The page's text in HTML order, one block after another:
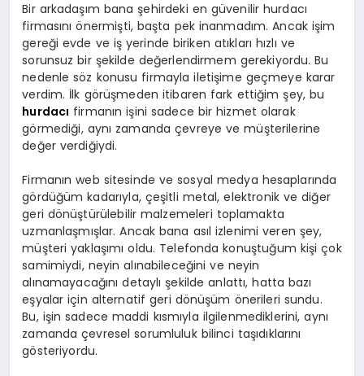
Bir arkadaşım bana şehirdeki en güvenilir hurdacı
firmasını önermişti, başta pek inanmadım. Ancak işim
gereği evde ve iş yerinde biriken atıkları hızlı ve
sorunsuz bir şekilde değerlendirmem gerekiyordu. Bu
nedenle söz konusu firmayla iletişime geçmeye karar
verdim. İlk görüşmeden itibaren fark ettiğim şey, bu
hurdacı firmanın işini sadece bir hizmet olarak
görmediği, aynı zamanda çevreye ve müşterilerine
değer verdiğiydi.
Firmanın web sitesinde ve sosyal medya hesaplarında
gördüğüm kadarıyla, çeşitli metal, elektronik ve diğer
geri dönüştürülebilir malzemeleri toplamakta
uzmanlaşmışlar. Ancak bana asıl izlenimi veren şey,
müşteri yaklaşımı oldu. Telefonda konuştuğum kişi çok
samimiydi, neyin alınabileceğini ve neyin
alınamayacağını detaylı şekilde anlattı, hatta bazı
eşyalar için alternatif geri dönüşüm önerileri sundu.
Bu, işin sadece maddi kısmıyla ilgilenmediklerini, aynı
zamanda çevresel sorumluluk bilinci taşıdıklarını
gösteriyordu.